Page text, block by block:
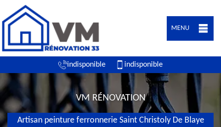
MENU
indisponible indisponible
VM RÉNOVATION
Artisan peinture ferronnerie Saint Christoly De Blaye